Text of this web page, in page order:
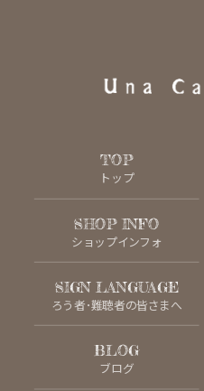
TOP
トップ
SHOP INFO
ショップインフォ
SIGN LANGUAGE
ろう者･難聴者の皆さまへ
BLOG
ブログ